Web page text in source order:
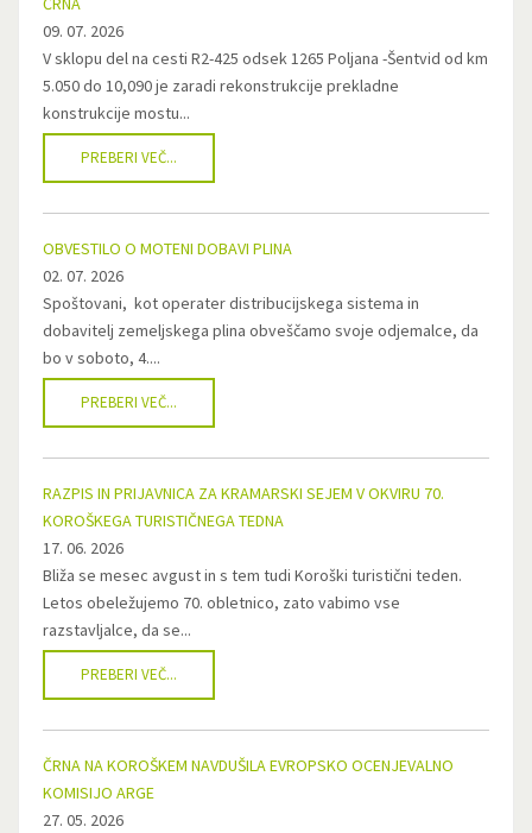
09. 07. 2026
V sklopu del na cesti R2-425 odsek 1265 Poljana -Šentvid od km
5.050 do 10,090 je zaradi rekonstrukcije prekladne
konstrukcije mostu...
PREBERI VEČ...
OBVESTILO O MOTENI DOBAVI PLINA
02. 07. 2026
Spoštovani, kot operater distribucijskega sistema in
dobavitelj zemeljskega plina obveščamo svoje odjemalce, da
bo v soboto, 4....
PREBERI VEČ...
RAZPIS IN PRIJAVNICA ZA KRAMARSKI SEJEM V OKVIRU 70.
KOROŠKEGA TURISTIČNEGA TEDNA
17. 06. 2026
Bliža se mesec avgust in s tem tudi Koroški turistični teden.
Letos obeležujemo 70. obletnico, zato vabimo vse
razstavljalce, da se...
PREBERI VEČ...
ČRNA NA KOROŠKEM NAVDUŠILA EVROPSKO OCENJEVALNO
KOMISIJO ARGE
27. 05. 2026